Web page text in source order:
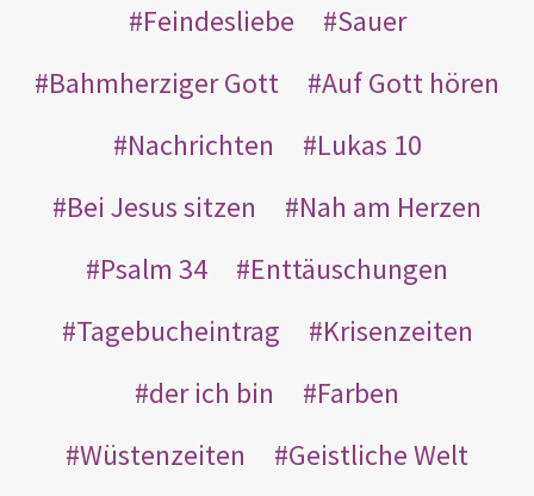
Feindesliebe
Sauer
Bahmherziger Gott
Auf Gott hören
Nachrichten
Lukas 10
Bei Jesus sitzen
Nah am Herzen
Psalm 34
Enttäuschungen
Tagebucheintrag
Krisenzeiten
der ich bin
Farben
Wüstenzeiten
Geistliche Welt